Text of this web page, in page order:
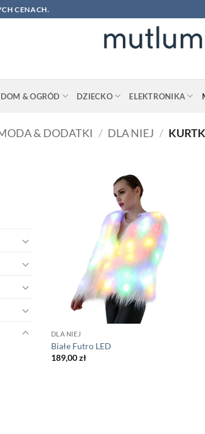
CENACH.
DOM & OGRÓD DZIECKO ELEKTRONIKA
& DODATKI / DLA NIEJ /
DLA NIEJ
Białe Futro LED
189,00zł